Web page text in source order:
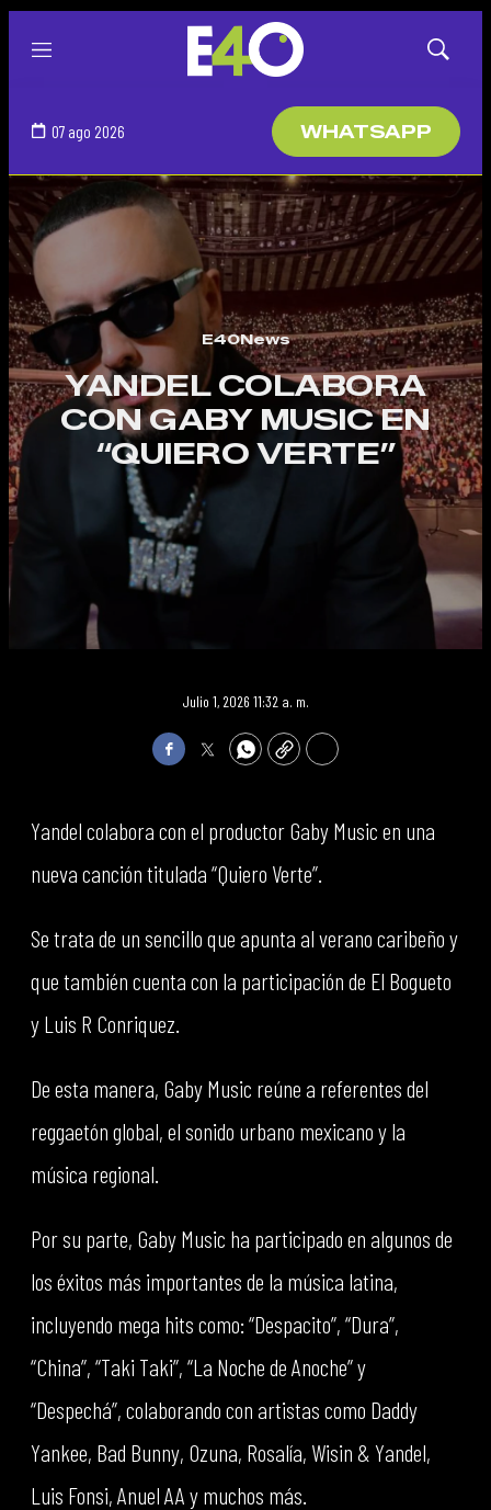
Menú
Mostrar
07 ago 2026 WHATSAPP
E40News
YANDEL COLABORA
CON GABY MUSIC EN
“QUIERO VERTE”
Julio 1, 2026 11:32 a. m.
FacebookTwitterWhatsApp
Copy Print
Yandel colabora con el productor Gaby Music en una
nueva canción titulada “Quiero Verte”.
Se trata de un sencillo que apunta al verano caribeño y
que también cuenta con la participación de El Bogueto
y Luis R Conriquez.
De esta manera, Gaby Music reúne a referentes del
reggaetón global, el sonido urbano mexicano y la
música regional.
Por su parte, Gaby Music ha participado en algunos de
los éxitos más importantes de la música latina,
incluyendo mega hits como: “Despacito”, “Dura”,
“China”, “Taki Taki”, “La Noche de Anoche” y
“Despechá”, colaborando con artistas como Daddy
Yankee, Bad Bunny, Ozuna, Rosalía, Wisin & Yandel,
Luis Fonsi, Anuel AA y muchos más.